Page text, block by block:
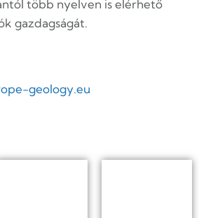
több nyelven is elérhető
gazdagságát.
geology.eu